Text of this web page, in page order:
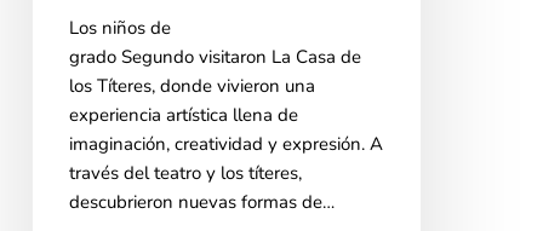
Los niños de
grado Segundo visitaron La Casa de
los Títeres, donde vivieron una
experiencia artística llena de
imaginación, creatividad y expresión. A
través del teatro y los títeres,
descubrieron nuevas formas de…